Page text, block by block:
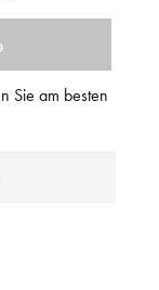
Sie am besten